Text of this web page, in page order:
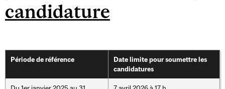
candidature
Période de référence
Date limite pour soumettre les
candidatures